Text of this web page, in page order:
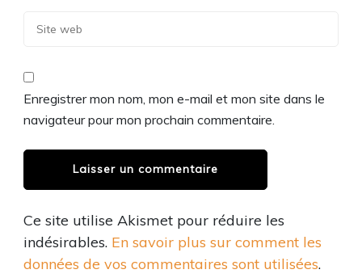
Enregistrer mon nom, mon e-mail et mon site dans le
navigateur pour mon prochain commentaire.
Ce site utilise Akismet pour réduire les
indésirables. En savoir plus sur comment les
données de vos commentaires sont utilisées.